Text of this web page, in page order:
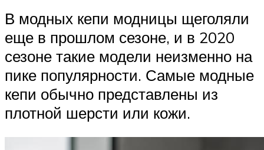
В модных кепи модницы щеголяли
еще в прошлом сезоне, и в 2020
сезоне такие модели неизменно на
пике популярности. Самые модные
кепи обычно представлены из
плотной шерсти или кожи.